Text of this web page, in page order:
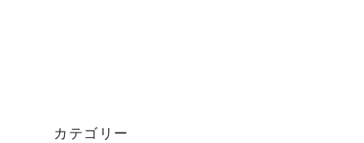
カテゴリー